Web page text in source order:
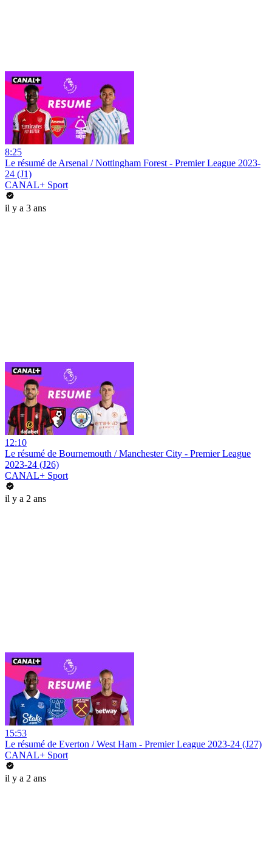
8:25
Le résumé de Arsenal / Nottingham Forest - Premier League 2023-
24 (J1)
CANAL+ Sport
il y a 3 ans
12:10
Le résumé de Bournemouth / Manchester City - Premier League
2023-24 (J26)
CANAL+ Sport
il y a 2 ans
15:53
Le résumé de Everton / West Ham - Premier League 2023-24 (J27)
CANAL+ Sport
il y a 2 ans